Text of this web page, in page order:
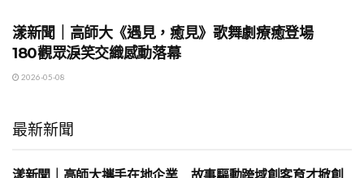
漾新聞｜高師大《遇見，癒見》歌舞劇療癒登場
180觀眾淚笑交織感動落幕
2026-05-08
最新新聞